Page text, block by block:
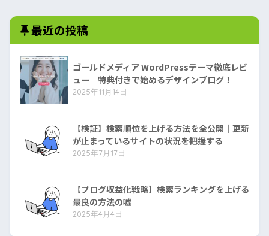
最近の投稿
ゴールドメディア WordPressテーマ徹底レビ
ュー｜特典付きで始めるデザインブログ！
2025年11月14日
【検証】検索順位を上げる方法を全公開｜更新
が止まっているサイトの状況を把握する
2025年7月17日
【プログ収益化戦略】検索ランキングを上げる
最良の方法の嘘
2025年4月4日